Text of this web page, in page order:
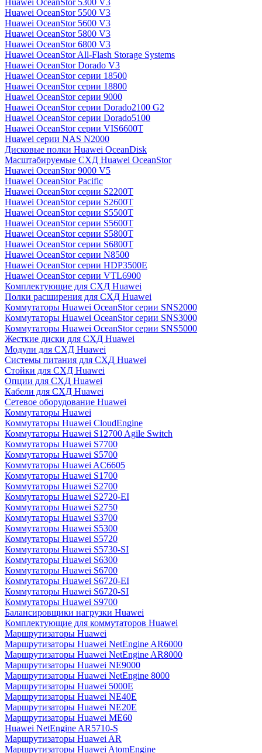
Huawei OceanStor 5300 V3
Huawei OceanStor 5500 V3
Huawei OceanStor 5600 V3
Huawei OceanStor 5800 V3
Huawei OceanStor 6800 V3
Huawei OceanStor All-Flash Storage Systems
Huawei OceanStor Dorado V3
Huawei OceanStor серии 18500
Huawei OceanStor серии 18800
Huawei OceanStor серии 9000
Huawei OceanStor серии Dorado2100 G2
Huawei OceanStor серии Dorado5100
Huawei OceanStor серии VIS6600T
Huawei серии NAS N2000
Дисковые полки Huawei OceanDisk
Масштабируемые СХД Huawei OceanStor
Huawei OceanStor 9000 V5
Huawei OceanStor Pacific
Huawei OceanStor серии S2200T
Huawei OceanStor серии S2600T
Huawei OceanStor серии S5500T
Huawei OceanStor серии S5600T
Huawei OceanStor серии S5800T
Huawei OceanStor серии S6800T
Huawei OceanStor серии N8500
Huawei OceanStor серии HDP3500E
Huawei OceanStor серии VTL6900
Комплектующие для СХД Huawei
Полки расширения для СХД Huawei
Коммутаторы Huawei OceanStor серии SNS2000
Коммутаторы Huawei OceanStor серии SNS3000
Коммутаторы Huawei OceanStor серии SNS5000
Жесткие диски для СХД Huawei
Модули для СХД Huawei
Системы питания для СХД Huawei
Стойки для СХД Huawei
Опции для СХД Huawei
Кабели для СХД Huawei
Сетевое оборудование Huawei
Коммутаторы Huawei
Коммутаторы Huawei CloudEngine
Коммутаторы Huawei S12700 Agile Switch
Коммутаторы Huawei S7700
Коммутаторы Huawei S5700
Коммутаторы Huawei AC6605
Коммутаторы Huawei S1700
Коммутаторы Huawei S2700
Коммутаторы Huawei S2720-EI
Коммутаторы Huawei S2750
Коммутаторы Huawei S3700
Коммутаторы Huawei S5300
Коммутаторы Huawei S5720
Коммутаторы Huawei S5730-SI
Коммутаторы Huawei S6300
Коммутаторы Huawei S6700
Коммутаторы Huawei S6720-EI
Коммутаторы Huawei S6720-SI
Коммутаторы Huawei S9700
Балансировщики нагрузки Huawei
Комплектующие для коммутаторов Huawei
Маршрутизаторы Huawei
Маршрутизаторы Huawei NetEngine AR6000
Маршрутизаторы Huawei NetEngine AR8000
Маршрутизаторы Huawei NE9000
Маршрутизаторы Huawei NetEngine 8000
Маршрутизаторы Huawei 5000E
Маршрутизаторы Huawei NE40E
Маршрутизаторы Huawei NE20E
Маршрутизаторы Huawei ME60
Huawei NetEngine AR5710-S
Маршрутизаторы Huawei AR
Маршрутизаторы Huawei AtomEngine